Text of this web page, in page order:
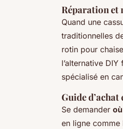
Réparation
Quand une
traditionnelles
rotin pour
l’alternative
spécialisé en
Guide d’achat
Se demander
en ligne